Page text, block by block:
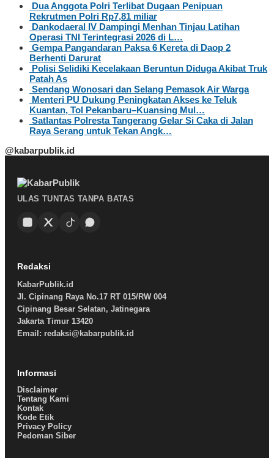
Dua Anggota Polri Terlibat Dugaan Penipuan
Rekrutmen Polri Rp7,81 miliar
Dankodaeral IV Dampingi Menhan Tinjau Latihan
Operasi TNI Terintegrasi 2026 di L…
Gempa Pangandaran Paksa 6 Kereta di Daop 2
Berhenti Darurat
Polisi Selidiki Kecelakaan Beruntun Diduga Akibat Truk
Patah As
Sendang Wonosari dan Selang Pemasok Air Warga
Menteri PU Dukung Peningkatan Akses ke Teluk
Kuantan, Tol Pekanbaru–Kuansing Mul…
Satlantas Polresta Tangerang Gelar Si Caka di Jalan
Raya Serang untuk Tekan Angk…
@kabarpublik.id
ULAS TUNTAS TANPA BATAS
Redaksi
KabarPublik.id
Jl. Cipinang Raya No.17 RT 015/RW 004
Cipinang Besar Selatan, Jatinegara
Jakarta Timur 13420
Email: redaksi@kabarpublik.id
Informasi
Disclaimer
Tentang Kami
Kontak
Kode Etik
Privacy Policy
Pedoman Siber